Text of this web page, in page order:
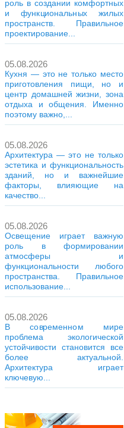
роль в создании комфортных
и функциональных жилых
пространств. Правильное
проектирование...
05.08.2026
Кухня — это не только место
приготовления пищи, но и
центр домашней жизни, зона
отдыха и общения. Именно
поэтому важно,...
05.08.2026
Архитектура — это не только
эстетика и функциональность
зданий, но и важнейшие
факторы, влияющие на
качество...
05.08.2026
Освещение играет важную
роль в формировании
атмосферы и
функциональности любого
пространства. Правильное
использование...
05.08.2026
В современном мире
проблема экологической
устойчивости становится все
более актуальной.
Архитектура играет
ключевую...